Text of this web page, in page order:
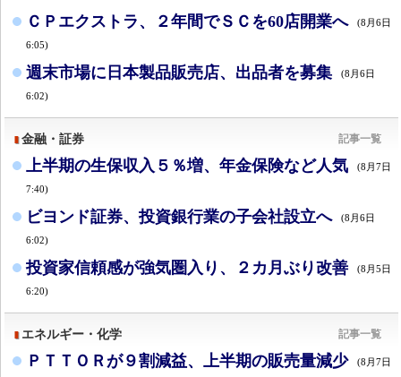
ＣＰエクストラ、２年間でＳＣを60店開業へ (8月6日
6:05)
週末市場に日本製品販売店、出品者を募集 (8月6日
6:02)
金融・証券 記事一覧
上半期の生保収入５％増、年金保険など人気 (8月7日
7:40)
ビヨンド証券、投資銀行業の子会社設立へ (8月6日
6:02)
投資家信頼感が強気圏入り、２カ月ぶり改善 (8月5日
6:20)
エネルギー・化学 記事一覧
ＰＴＴＯＲが９割減益、上半期の販売量減少 (8月7日